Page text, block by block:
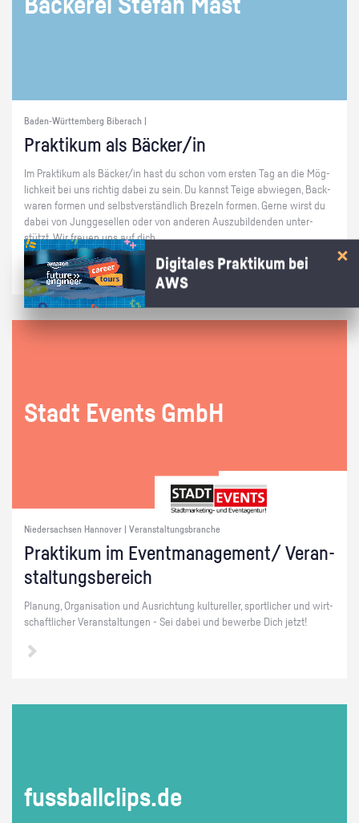
Bä­cke­rei Ste­fan Mast
Baden-Württemberg Biberach |
Prak­ti­kum als Bä­cker/in
Im Prak­ti­kum als Bä­cker/in hast du schon vom ers­ten Tag an die Mög­
lich­keit bei uns rich­tig dabei zu sein. Du kannst Teige ab­wie­gen, Back­
wa­ren for­men und selbst­ver­ständ­lich Bre­zeln for­men. Gerne wirst du
dabei von Jung­ge­sel­len oder von an­de­ren Aus­zu­bil­den­den un­ter­
stützt. Wir freu­en uns auf dich.
Stadt Events GmbH
Niedersachsen Hannover | Veranstaltungsbranche
Prak­ti­kum im Event­ma­nage­ment/ Ver­an­
stal­tungs­be­reich
Pla­nung, Or­ga­ni­sa­ti­on und Aus­rich­tung kul­tu­rel­ler, sport­li­cher und wirt­
schaft­li­cher Ver­an­stal­tun­gen - Sei dabei und be­wer­be Dich jetzt!
fuss­ball­clips.de
Digitales Praktikum bei
AWS